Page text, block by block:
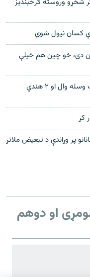
کسان نيول شوي
دی، خو چین هم خپلې
د هند تر کنټرول لاندې کشمیر کې ۸ مشکوک وسله وال او ۲ هندي
کړ
پر وړاندې د تبعیض ملاتړ
او دوهم